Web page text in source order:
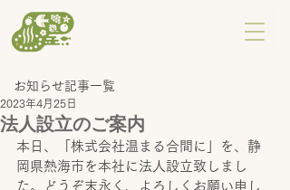
お知らせ記事一覧
法人設立のご案内
2023年4月25日
本日、「株式会社温まる合間に」を、静
岡県熱海市を本社に法人設立致しまし
た。どうぞ末永く、よろしくお願い申し